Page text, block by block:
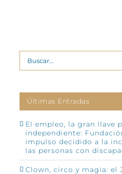
Buscar:
Últimas Entradas
El empleo, la gran llave
independiente:
impulso decidido a la
las personas con
Clown, circo y magia: el